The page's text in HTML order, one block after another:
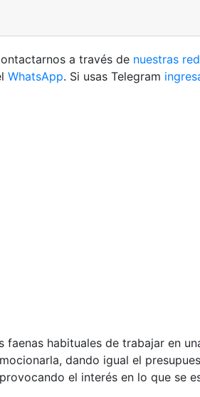
a través de nuestras
WhatsApp. Si usas Telegram
habituales de trabajar en
dando igual el
el interés en lo que se